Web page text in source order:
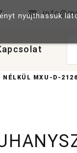
NÉLKÜL MXU-D-2126
nyújthassuk